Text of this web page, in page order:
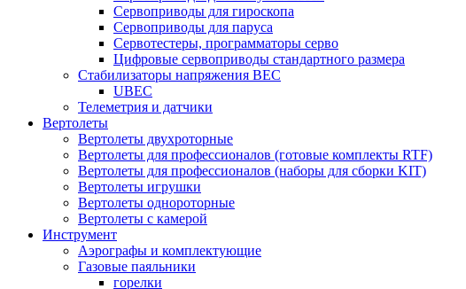
Сервоприводы для гироскопа
Сервоприводы для паруса
Сервотестеры, программаторы серво
Цифровые сервоприводы стандартного размера
Стабилизаторы напряжения BEC
UBEC
Телеметрия и датчики
Вертолеты
Вертолеты двухроторные
Вертолеты для профессионалов (готовые комплекты RTF)
Вертолеты для профессионалов (наборы для сборки KIT)
Вертолеты игрушки
Вертолеты однороторные
Вертолеты с камерой
Инструмент
Аэрографы и комплектующие
Газовые паяльники
горелки